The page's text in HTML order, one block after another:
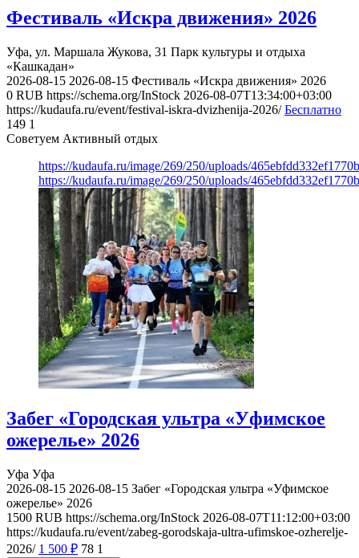
Фестиваль «Искра движения» 2026
Уфа, ул. Маршала Жукова, 31 Парк культуры и отдыха
«Кашкадан»
2026-08-15 2026-08-15 Фестиваль «Искра движения» 2026
0 RUB https://schema.org/InStock 2026-08-07T13:34:00+03:00
https://kudaufa.ru/event/festival-iskra-dvizhenija-2026/ Бесплатно
149 1
Советуем Активный отдых
https://kudaufa.ru/image/269/250/uploads/
https://kudaufa.ru/image/269/250/uploads/
Забег «Городская ультра «Уфимское
ожерелье» 2026
Уфа Уфа
2026-08-15 2026-08-15 Забег «Городская ультра «Уфимское
ожерелье» 2026
1500 RUB https://schema.org/InStock 2026-08-07T11:12:00+03:00
https://kudaufa.ru/event/zabeg-gorodskaja-ultra-ufimskoe-ozherelje-
2026/ 1 500 ₽ 78 1